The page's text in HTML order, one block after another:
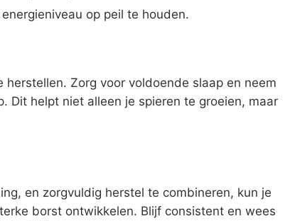
op peil te houden.
Zorg voor voldoende slaap en neem
Dit helpt niet alleen je spieren te groeien, maar
en zorgvuldig herstel te combineren, kun je
borst ontwikkelen. Blijf consistent en wees